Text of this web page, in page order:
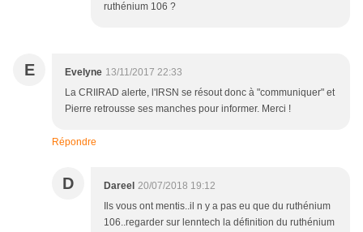
ruthénium 106 ?
E Evelyne 13/11/2017 22:33
La CRIIRAD alerte, l'IRSN se résout donc à "communiquer" et
Pierre retrousse ses manches pour informer. Merci !
Répondre
D Dareel 20/07/2018 19:12
Ils vous ont mentis..il n y a pas eu que du ruthénium
106..regarder sur lenntech la définition du ruthénium